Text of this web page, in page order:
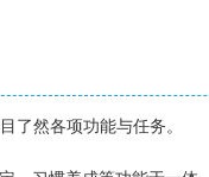
了然各项功能与任务。